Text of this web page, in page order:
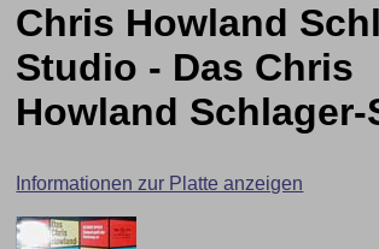
Chris Howland
Studio - Das Chris
Howland
Informationen zur Platte anzeigen